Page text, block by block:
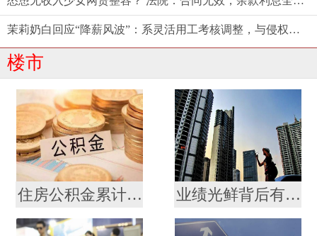
茉莉奶白回应“降薪风波”：系灵活用工考核调整，与侵权案无关
楼市
住房公积金累计缴存总额逾十九万亿元 业绩光鲜背后有发展焦虑 贝壳未来“找房”不轻松